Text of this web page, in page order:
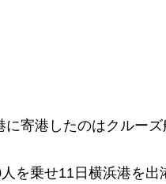
寄港したのはクルーズ
を乗せ11日横浜港を出